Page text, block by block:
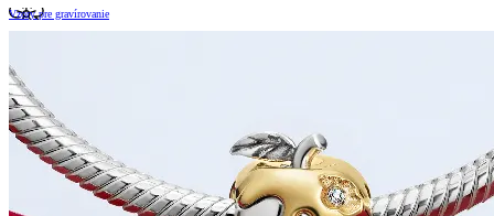
Vzory pre gravírovanie